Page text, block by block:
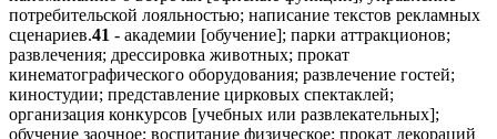
потребительской лояльностью; написание текстов рекламных
сценариев.41 - академии [обучение]; парки аттракционов;
развлечения; дрессировка животных; прокат
кинематографического оборудования; развлечение гостей;
киностудии; представление цирковых спектаклей;
организация конкурсов [учебных или развлекательных];
обучение заочное; воспитание физическое; прокат декораций